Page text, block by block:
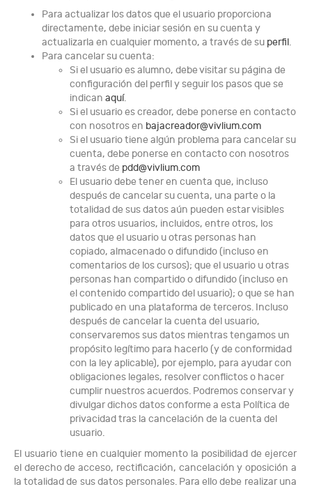
Para actualizar los datos que el usuario proporciona
directamente, debe iniciar sesión en su cuenta y
actualizarla en cualquier momento, a través de su perfil.
Para cancelar su cuenta:
Si el usuario es alumno, debe visitar su página de
configuración del perfil y seguir los pasos que se
indican aquí.
Si el usuario es creador, debe ponerse en contacto
con nosotros en bajacreador@vivlium.com
Si el usuario tiene algún problema para cancelar su
cuenta, debe ponerse en contacto con nosotros
a través de pdd@vivlium.com
El usuario debe tener en cuenta que, incluso
después de cancelar su cuenta, una parte o la
totalidad de sus datos aún pueden estar visibles
para otros usuarios, incluidos, entre otros, los
datos que el usuario u otras personas han
copiado, almacenado o difundido (incluso en
comentarios de los cursos); que el usuario u otras
personas han compartido o difundido (incluso en
el contenido compartido del usuario); o que se han
publicado en una plataforma de terceros. Incluso
después de cancelar la cuenta del usuario,
conservaremos sus datos mientras tengamos un
propósito legítimo para hacerlo (y de conformidad
con la ley aplicable), por ejemplo, para ayudar con
obligaciones legales, resolver conflictos o hacer
cumplir nuestros acuerdos. Podremos conservar y
divulgar dichos datos conforme a esta Política de
privacidad tras la cancelación de la cuenta del
usuario.
El usuario tiene en cualquier momento la posibilidad de ejercer
el derecho de acceso, rectificación, cancelación y oposición a
la totalidad de sus datos personales. Para ello debe realizar una